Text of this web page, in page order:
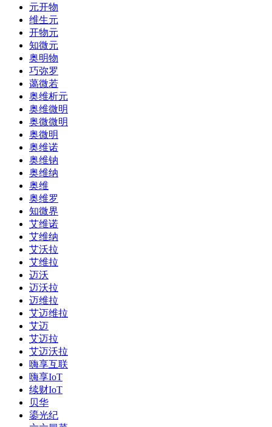
元开物
维生元
开物元
知微元
奥明物
巧弥罗
蔼微若
奥维析元
奥维微明
奥微微明
奥微明
奥维诺
奥维钠
奥维纳
奥维
奥维罗
知微界
艾维诺
艾维纳
艾沃拉
艾维拉
迈沃
迈沃拉
迈维拉
艾迈维拉
艾迈
艾迈拉
艾迈沃拉
嗨享互联
嗨享IoT
续财IoT
贝华
鎏光纪